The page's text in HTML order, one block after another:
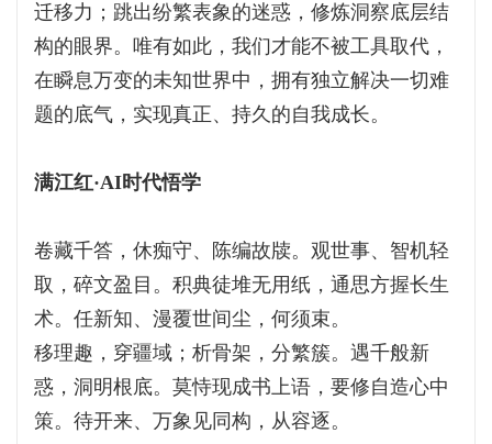
迁移力；跳出纷繁表象的迷惑，修炼洞察底层结
构的眼界。唯有如此，我们才能不被工具取代，
在瞬息万变的未知世界中，拥有独立解决一切难
题的底气，实现真正、持久的自我成长。
满江红·AI时代悟学
卷藏千答，休痴守、陈编故牍。观世事、智机轻
取，碎文盈目。积典徒堆无用纸，通思方握长生
术。任新知、漫覆世间尘，何须束。
移理趣，穿疆域；析骨架，分繁簇。遇千般新
惑，洞明根底。莫恃现成书上语，要修自造心中
策。待开来、万象见同构，从容逐。